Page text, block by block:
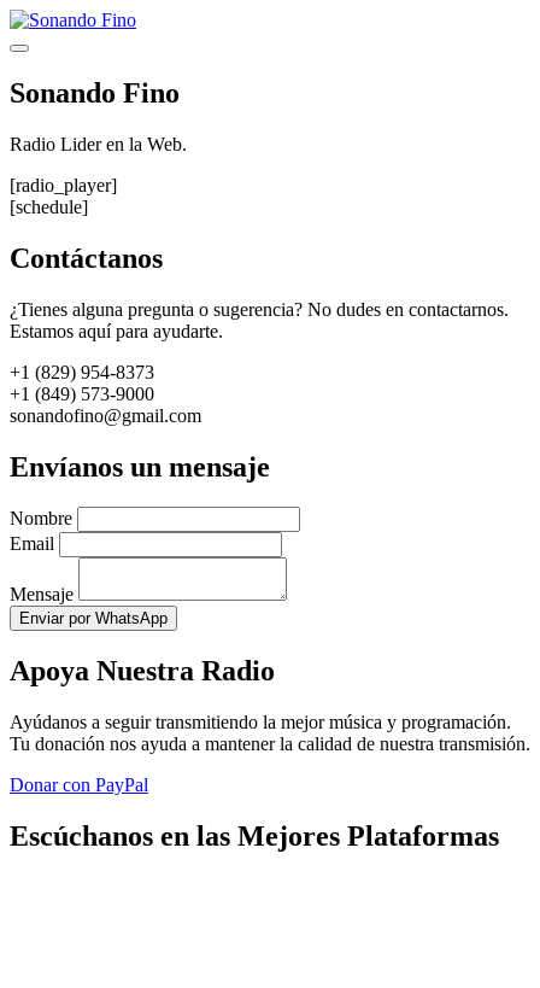
Saltar
al
Menú
Sonando Fino
Radio Lider en la Web.
[radio_player]
[schedule]
Contáctanos
¿Tienes alguna pregunta o sugerencia? No dudes en contactarnos.
Estamos aquí para ayudarte.
+1 (829) 954-8373
+1 (849) 573-9000
sonandofino@gmail.com
Envíanos un mensaje
Nombre
Email
Mensaje
Enviar por WhatsApp
Apoya Nuestra Radio
Ayúdanos a seguir transmitiendo la mejor música y programación.
Tu donación nos ayuda a mantener la calidad de nuestra transmisión.
Donar con PayPal
Escúchanos en las Mejores Plataformas